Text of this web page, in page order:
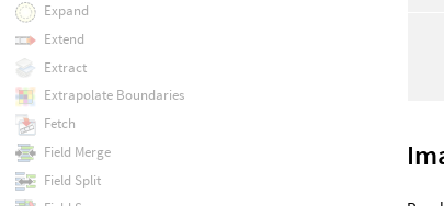
Expand
Extend
Extract
Extrapolate Boundaries
Fetch
Field Merge
Field Split